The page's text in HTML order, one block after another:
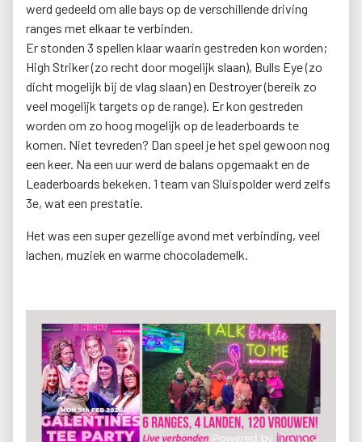
werd gedeeld om alle bays op de verschillende driving
ranges met elkaar te verbinden.
Er stonden 3 spellen klaar waarin gestreden kon worden;
High Striker (zo recht door mogelijk slaan), Bulls Eye (zo
dicht mogelijk bij de vlag slaan) en Destroyer (bereik zo
veel mogelijk targets op de range). Er kon gestreden
worden om zo hoog mogelijk op de leaderboards te
komen. Niet tevreden? Dan speel je het spel gewoon nog
een keer. Na een uur werd de balans opgemaakt en de
Leaderboards bekeken. 1 team van Sluispolder werd zelfs
3e, wat een prestatie.
Het was een super gezellige avond met verbinding, veel
lachen, muziek en warme chocolademelk.